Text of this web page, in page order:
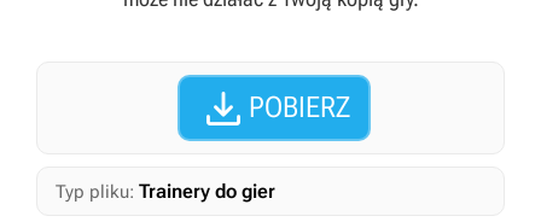
 POBIERZ
Typ pliku: Trainery do gier